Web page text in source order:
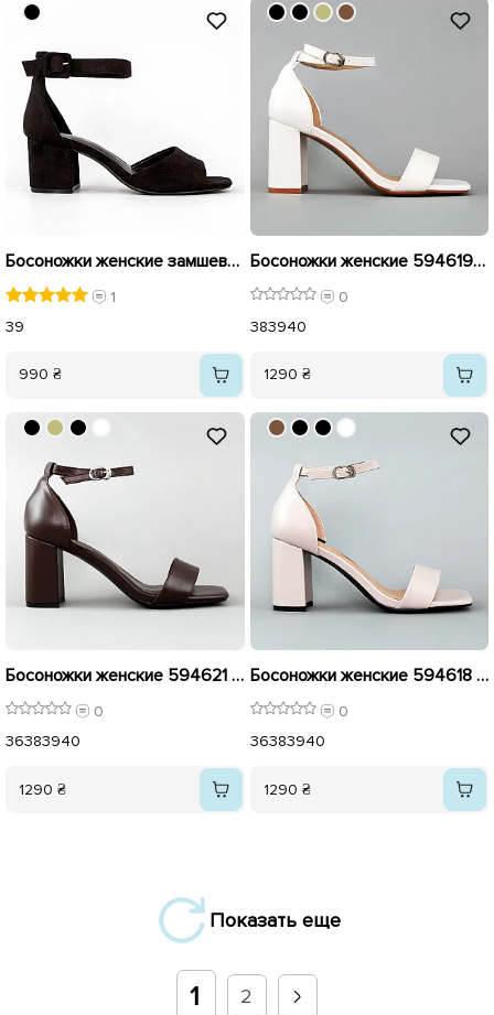
Босоножки женские замшевые 594607 Черные
1
39
990 ₴
Босоножки женские 594619 Белые
0
383940
1290 ₴
Босоножки женские 594621 Коричневые
0
36383940
1290 ₴
Босоножки женские 594618 Бежевые
0
36383940
1290 ₴
Показать еще
1 2